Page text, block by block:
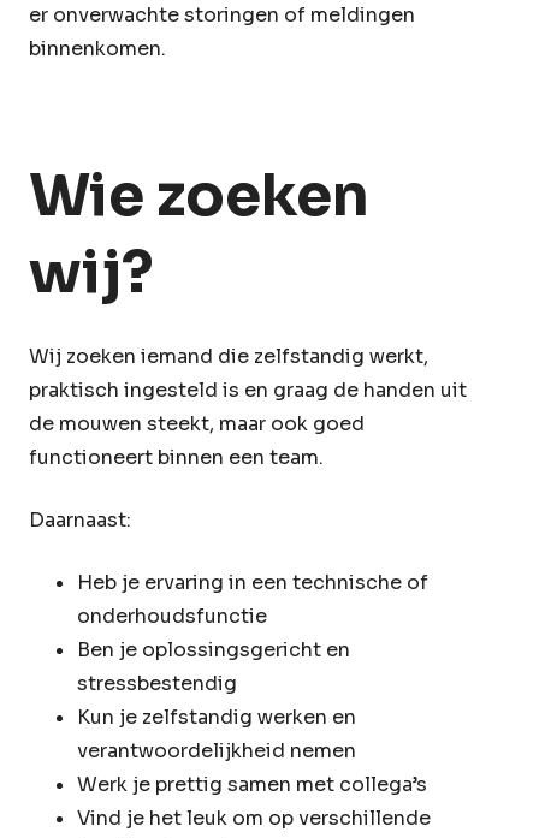
er onverwachte storingen of meldingen
binnenkomen.
Wie zoeken
wij?
Wij zoeken iemand die zelfstandig werkt,
praktisch ingesteld is en graag de handen uit
de mouwen steekt, maar ook goed
functioneert binnen een team.
Daarnaast:
Heb je ervaring in een technische of
onderhoudsfunctie
Ben je oplossingsgericht en
stressbestendig
Kun je zelfstandig werken en
verantwoordelijkheid nemen
Werk je prettig samen met collega’s
Vind je het leuk om op verschillende